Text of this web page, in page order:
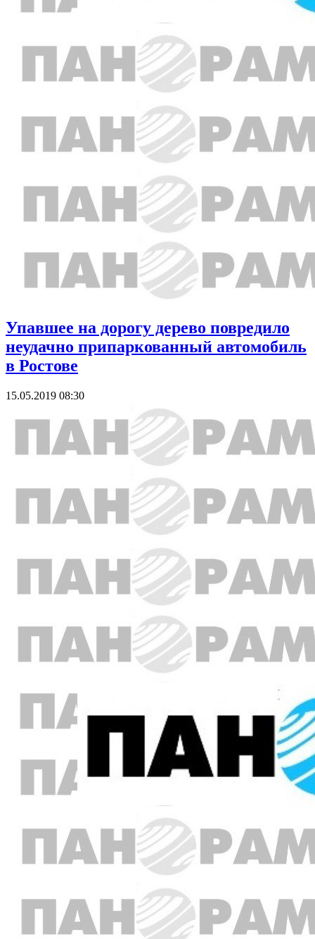
Упавшее на дорогу дерево повредило
неудачно припаркованный автомобиль
в Ростове
15.05.2019 08:30